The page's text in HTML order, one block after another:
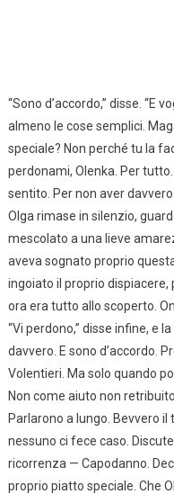
“Sono d’accordo,” disse. “E
almeno le cose semplici.
speciale? Non perché tu la
perdonami, Olenka. Per
sentito. Per non aver
Olga rimase in silenzio,
mescolato a una lieve
aveva sognato proprio
ingoiato il proprio dispiacere,
ora era tutto allo scoperto.
“Vi perdono,” disse infine, e
davvero. E sono d’accordo.
Volentieri. Ma solo quando
Non come aiuto non
Parlarono a lungo. Bevvero
nessuno ci fece caso.
ricorrenza — Capodanno.
proprio piatto speciale. Che